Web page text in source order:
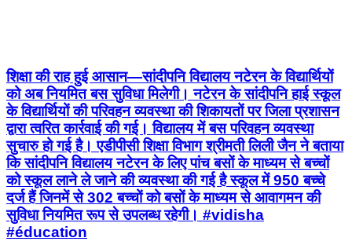
शिक्षा की राह हुई आसान—सांदीपनि विद्यालय नटेरन के विद्यार्थियों
को अब नियमित बस सुविधा मिलेगी। नटेरन के सांदीपनि हाई स्कूल
के विद्यार्थियों की परिवहन व्यवस्था की शिकायतों पर जिला प्रशासन
द्वारा त्वरित कार्रवाई की गई। विद्यालय में बस परिवहन व्यवस्था
सुचारु हो गई है। एडीपीसी शिक्षा विभाग श्रीमती लिली जैन ने बताया
कि सांदीपनि विद्यालय नटेरन के लिए पांच बसों के माध्यम से बच्चों
को स्कूल लाने ले जाने की व्यवस्था की गई है स्कूल में 950 बच्चे
दर्ज हैं जिनमें से 302 बच्चों को बसों के माध्यम से आवागमन की
सुविधा नियमित रूप से उपलब्ध रहेगी। #vidisha
#éducation